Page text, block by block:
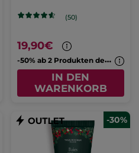
(50)
19,90€
-
50% ab 2 Produkten deiner Wahl
IN DEN
WARENKORB
-30%